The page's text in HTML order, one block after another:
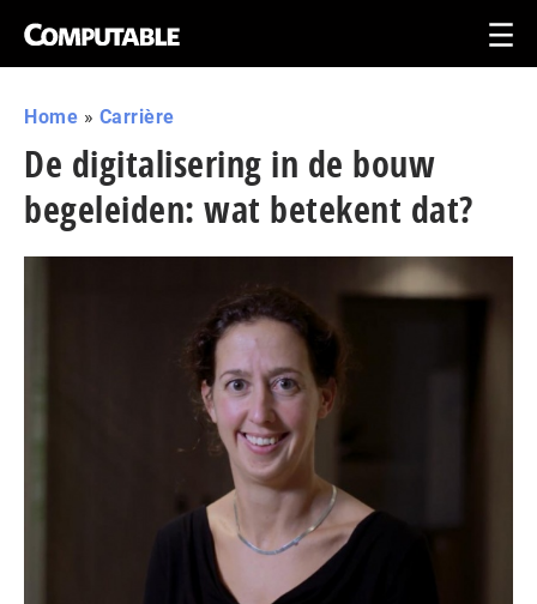
Home » Carrière
De digitalisering in de bouw
begeleiden: wat betekent dat?